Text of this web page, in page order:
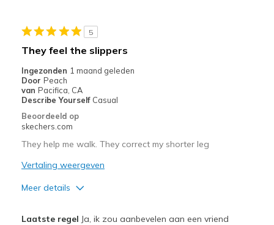
Sizing
View On Shoes
Shoes are for Wearing
5
They feel the slippers
Ingezonden 1 maand geleden
Door Peach
van Pacifica, CA
Describe Yourself Casual
Beoordeeld op
skechers.com
They help me walk. They correct my shorter leg
Vertaling weergeven
Meer details
Laatste regel Ja, ik zou aanbevelen aan een vriend